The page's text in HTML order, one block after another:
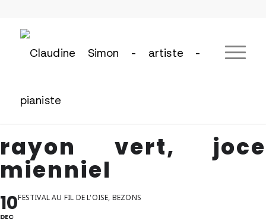
rayon vert, joce
mienniel
10
DEC
FESTIVAL AU FIL DE L'OISE, BEZONS